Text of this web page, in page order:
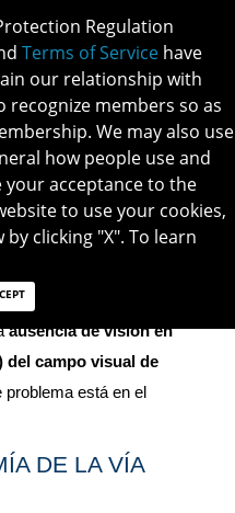
Descargar PDF aquí
ausencia de visión en
del campo visual de
está en el
DE LA VÍA
Regulation
Terms of Service have
our relationship with
recognize members so as
We may also use
how people use and
your acceptance to the
to use your cookies,
clicking "X". To learn